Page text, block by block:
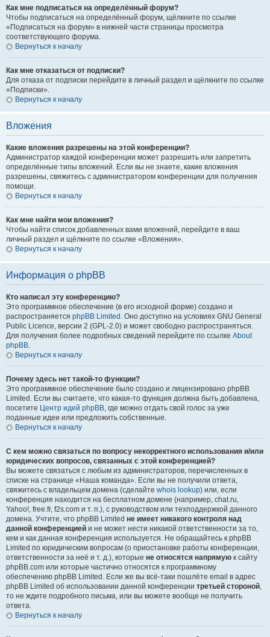
Как мне подписаться на определённый форум?
Чтобы подписаться на определённый форум, щёлкните по ссылке
«Подписаться на форум» в нижней части страницы просмотра
соответствующего форума.
Вернуться к началу
Как мне отказаться от подписки?
Для отказа от подписки перейдите в личный раздел и щёлкните по ссылке
«Подписки».
Вернуться к началу
Вложения
Какие вложения разрешены на этой конференции?
Администратор каждой конференции может разрешить или запретить
определённые типы вложений. Если вы не знаете, какие вложения
разрешены, свяжитесь с администратором конференции для получения
помощи.
Вернуться к началу
Как мне найти мои вложения?
Чтобы найти список добавленных вами вложений, перейдите в ваш
личный раздел и щёлкните по ссылке «Вложения».
Вернуться к началу
Информация о phpBB
Кто написал эту конференцию?
Это программное обеспечение (в его исходной форме) создано и
распространяется phpBB Limited . Оно доступно на условиях GNU General
Public Licence, версии 2 (GPL-2.0) и может свободно распространяться.
Для получения более подробных сведений перейдите по ссылке About
phpBB.
Вернуться к началу
Почему здесь нет такой-то функции?
Это программное обеспечение было создано и лицензировано phpBB
Limited. Если вы считаете, что какая-то функция должна быть добавлена,
посетите Центр идей phpBB, где можно отдать свой голос за уже
поданные идеи или предложить собственные.
Вернуться к началу
С кем можно связаться по вопросу некорректного использования и/или
юридических вопросов, связанных с этой конференцией?
Вы можете связаться с любым из администраторов, перечисленных в
списке на странице «Наша команда». Если вы не получили ответа,
свяжитесь с владельцем домена (сделайте whois lookup) или, если
конференция находится на бесплатном домене (например, chat.ru,
Yahoo!, free.fr, f2s.com и т. п.), с руководством или техподдержкой данного
домена. Учтите, что phpBB Limited не имеет никакого контроля над
данной конференцией и не может нести никакой ответственности за то,
кем и как данная конференция используется. Не обращайтесь к phpBB
Limited по юридическим вопросам (о приостановке работы конференции,
ответственности за неё и т. д.), которые не относятся напрямую к сайту
phpBB.com или которые частично относятся к программному
обеспечению phpBB Limited. Если же вы всё-таки пошлёте email в адрес
phpBB Limited об использовании данной конференции третьей стороной,
то не ждите подробного письма, или вы можете вообще не получить
ответа.
Вернуться к началу